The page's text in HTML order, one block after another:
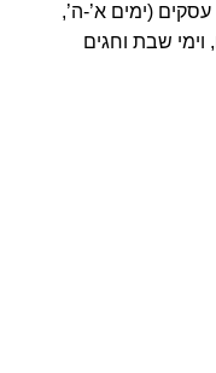
(ימים א’-ה’,
וימי שבת וחגים